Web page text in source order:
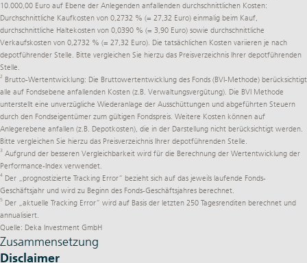
10.000,00 Euro auf Ebene der Anlegenden anfallenden durchschnittlichen Kosten:
Durchschnittliche Kaufkosten von 0,2732 % (= 27,32 Euro) einmalig beim Kauf,
durchschnittliche Haltekosten von 0,0390 % (= 3,90 Euro) sowie durchschnittliche
Verkaufskosten von 0,2732 % (= 27,32 Euro). Die tatsächlichen Kosten variieren je nach
depotführender Stelle. Bitte vergleichen Sie hierzu das Preisverzeichnis Ihrer depotführenden
Stelle.
2
Brutto-Wertentwicklung: Die Bruttowertentwicklung des Fonds (BVI-Methode) berücksichtigt
alle auf Fondsebene anfallenden Kosten (z.B. Verwaltungsvergütung). Die BVI Methode
unterstellt eine unverzügliche Wiederanlage der Ausschüttungen und abgeführten Steuern
durch den Fondseigentümer zum gültigen Fondspreis. Weitere Kosten können auf
Anlegerebene anfallen (z.B. Depotkosten), die in der Darstellung nicht berücksichtigt werden.
Bitte vergleichen Sie hierzu das Preisverzeichnis Ihrer depotführenden Stelle.
3 Aufgrund der besseren Vergleichbarkeit wird für die Berechnung der Wertentwicklung der
Performance-Index verwendet.
4 Der „prognostizierte Tracking Error“ bezieht sich auf das jeweils laufende Fonds-
Geschäftsjahr und wird zu Beginn des Fonds-Geschäftsjahres berechnet.
5 Der „aktuelle Tracking Error“ wird auf Basis der letzten 250 Tagesrenditen berechnet und
annualisiert.
Quelle: Deka Investment GmbH
Zusammensetzung
Disclaimer